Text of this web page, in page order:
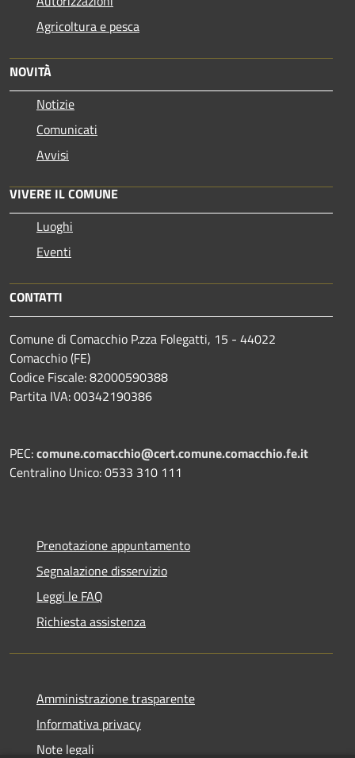
Agricoltura e pesca
NOVITÀ
Notizie
Comunicati
Avvisi
VIVERE IL COMUNE
Luoghi
Eventi
CONTATTI
Comune di Comacchio P.zza Folegatti, 15 - 44022
Comacchio (FE)
Codice Fiscale: 82000590388
Partita IVA: 00342190386
PEC:comune.comacchio@cert.comune.comacchio.fe.it
Centralino Unico: 0533 310 111
Prenotazione appuntamento
Segnalazione disservizio
Leggi le FAQ
Richiesta assistenza
Amministrazione trasparente
Informativa privacy
Note legali